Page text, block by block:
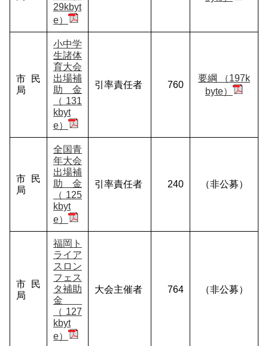
29kbyt
e）
市民
局
小中学
生諸体
育大会
出場補
助金
（131
kbyt
e）
引率責任者 760
要綱 （197k
byte）
市民
局
全国青
年大会
出場補
助金
（125
kbyt
e）
引率責任者 240 （非公募）
市民
局
福岡ト
ライア
スロン
フェス
タ補助
金
（127
kbyt
e）
大会主催者 764 （非公募）